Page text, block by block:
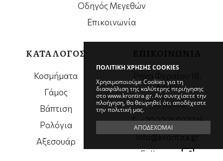
ΠΟΛΙΤΙΚΗ ΧΡΗΣΗΣ COOKIES
Χρησιμοποιούμε Cookies για τη
διασφάλιση της καλύτερης περιήγησης
στο www.krontira.gr. Αν συνεχίσετε την
πλοήγηση, θα θεωρηθεί ότι αποδέχεστε
την πολιτική μας.
ΑΠΟΔΕΧΟΜΑΙ
Οδηγός Μεγεθών
Επικοινωνία
ΚΑΤΑΛΟΓΟΣ
Κοσμήματα
Γάμος
Βάπτιση
Ρολόγια
Αξεσουάρ
Λαμία
ΤΚ. 35100
Τ. +30 2231 023216
info@krontira.gr
Follow us